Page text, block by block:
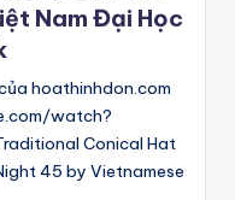
Nam Đại Học
hoathinhdon.com
watch?
Conical Hat
45 by Vietnamese